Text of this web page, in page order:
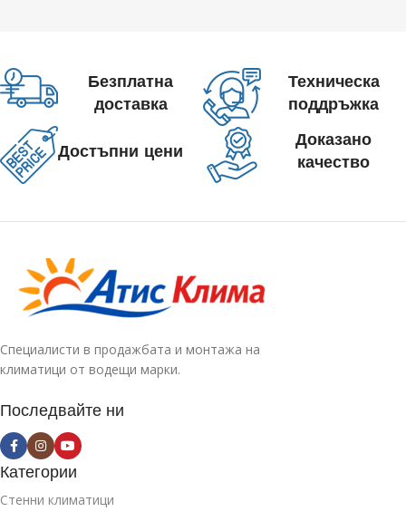
Безплатна
доставка
Техническа
поддръжка
Достъпни цени
Доказано
качество
Специалисти в продажбата и монтажа на
климатици от водещи марки.
Последвайте ни
Категории
Стенни климатици